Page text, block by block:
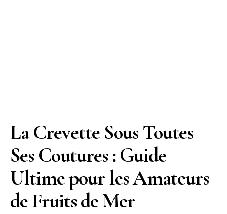
La Crevette Sous Toutes
Ses Coutures : Guide
Ultime pour les Amateurs
de Fruits de Mer